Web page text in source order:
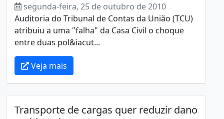
segunda-feira, 25 de outubro de 2010
Auditoria do Tribunal de Contas da União (TCU)
atribuiu a uma "falha" da Casa Civil o choque
entre duas pol&iacut...
Veja mais
Transporte de cargas quer reduzir dano